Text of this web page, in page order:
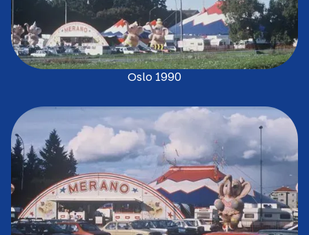
Oslo 1990